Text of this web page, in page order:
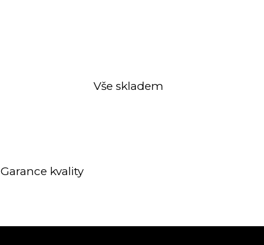
Vše skladem
Garance kvality